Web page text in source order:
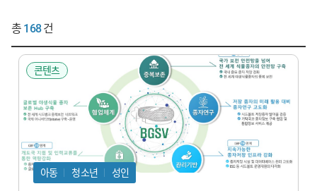
총 168건
콘텐츠
아동 청소년 성인